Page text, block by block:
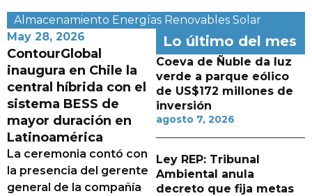
Almacenamiento Energías Renovables Solar
May 28, 2026
ContourGlobal
inaugura en Chile la
central híbrida con el
sistema BESS de
mayor duración en
Latinoamérica
La ceremonia contó con
la presencia del gerente
general de la compañía
Lo último del mes
Coeva de Ñuble da luz
verde a parque eólico
de US$172 millones de
inversión
agosto 7, 2026
Ley REP: Tribunal
Ambiental anula
decreto que fija metas